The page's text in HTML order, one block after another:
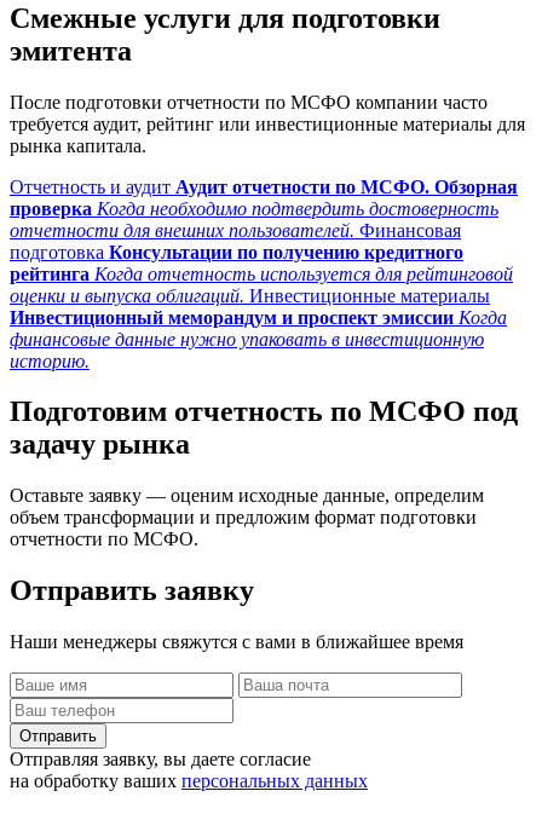
Смежные услуги для подготовки
эмитента
После подготовки отчетности по МСФО компании часто
требуется аудит, рейтинг или инвестиционные материалы для
рынка капитала.
Отчетность и аудит Аудит отчетности по МСФО. Обзорная
проверка Когда необходимо подтвердить достоверность
отчетности для внешних пользователей. Финансовая
подготовка Консультации по получению кредитного
рейтинга Когда отчетность используется для рейтинговой
оценки и выпуска облигаций. Инвестиционные материалы
Инвестиционный меморандум и проспект эмиссии Когда
финансовые данные нужно упаковать в инвестиционную
историю.
Подготовим отчетность по МСФО под
задачу рынка
Оставьте заявку — оценим исходные данные, определим
объем трансформации и предложим формат подготовки
отчетности по МСФО.
Отправить заявку
Наши менеджеры свяжутся с вами в ближайшее время
Отправить
Отправляя заявку, вы даете согласие
на обработку ваших персональных данных